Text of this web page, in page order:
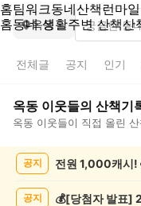
홈팀워크동네산책런마일
홈동네 생활주변 산책산
옥동
전체글 공지 인기
옥동 이웃들의 산책기
옥동 이웃들이 직접 올린
공지 전원 1,000캐시!
공지